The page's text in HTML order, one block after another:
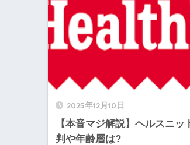
2025年12月10日
【本音マジ解説】ヘルスニ
判や年齢層は?